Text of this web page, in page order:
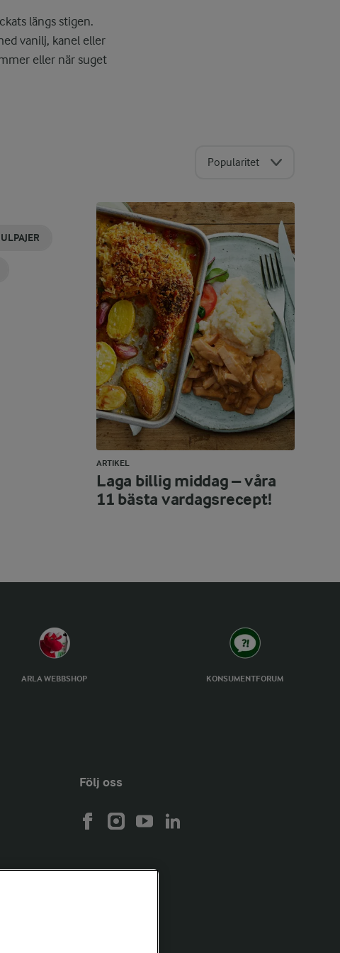
längs stigen.
vanilj, kanel eller
eller när suget
Popularitet
ARTIKEL
Laga billig middag – våra
11 bästa vardagsrecept!
ARLA WEBBSHOP KONSUMENTFORUM
Följ oss